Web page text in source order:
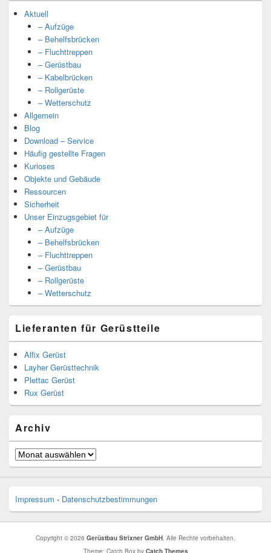
Aktuell
– Aufzüge
– Behelfsbrücken
– Fluchttreppen
– Gerüstbau
– Kabelbrücken
– Rollgerüste
– Wetterschutz
Allgemein
Blog
Download – Service
Häufig gestellte Fragen
Kurioses
Objekte und Gebäude
Ressourcen
Sicherheit
Unser Einzugsgebiet für
– Aufzüge
– Behelfsbrücken
– Fluchttreppen
– Gerüstbau
– Rollgerüste
– Wetterschutz
Lieferanten für Gerüstteile
Alfix Gerüst
Layher Gerüsttechnik
Plettac Gerüst
Rux Gerüst
Archiv
Archiv
Impressum - Datenschutzbestimmungen
Copyright © 2026 Gerüstbau Strixner GmbH. Alle Rechte vorbehalten.